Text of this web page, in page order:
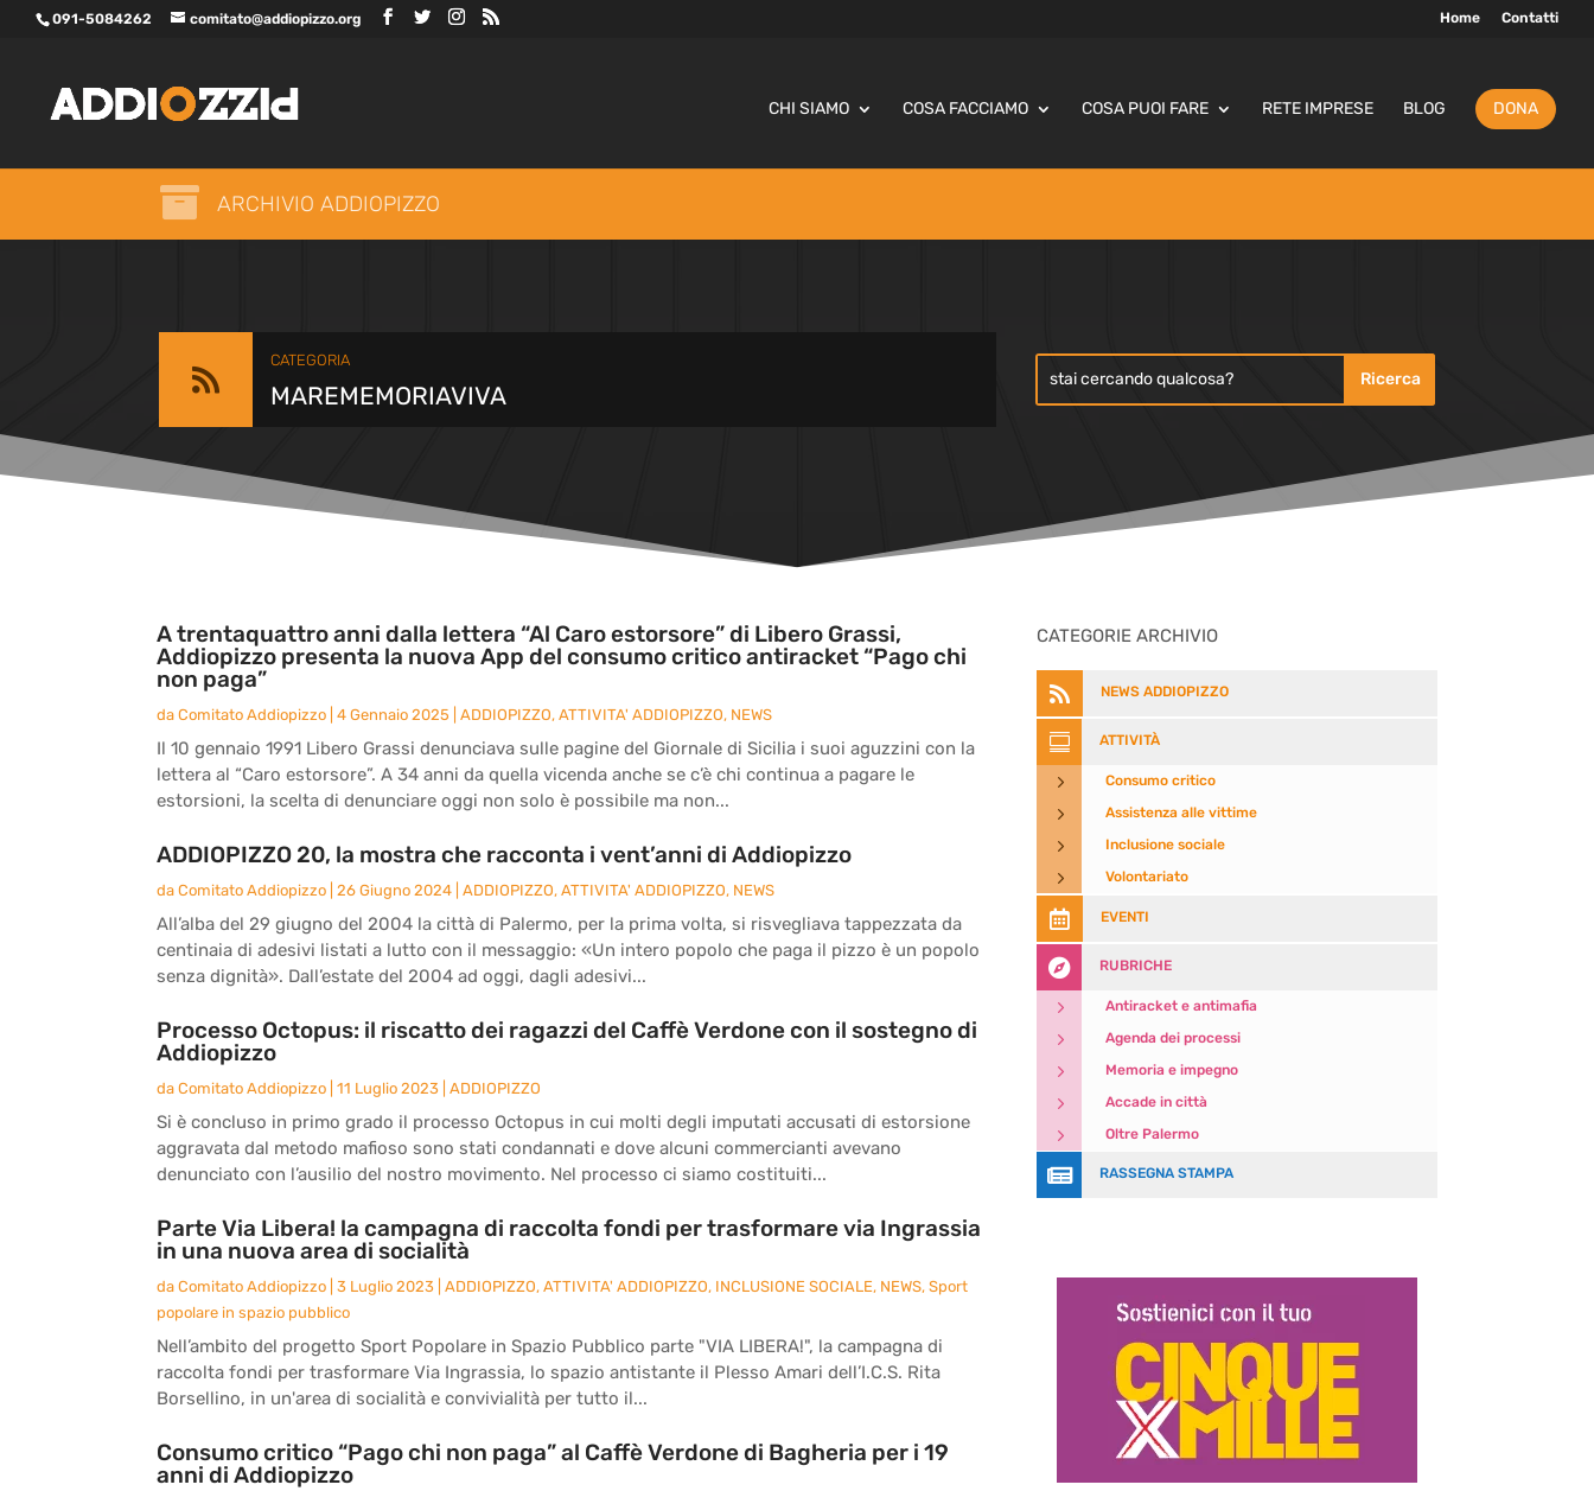
091-5084262 comitato@addiopizzo.org Home Contatti
CHI SIAMO COSA FACCIAMO COSA PUOI FARE RETE IMPRESE BLOG DONA
 ARCHIVIO ADDIOPIZZO

CATEGORIA
MAREMEMORIAVIVA
A trentaquattro anni dalla lettera “Al Caro estorsore” di Libero Grassi,
Addiopizzo presenta la nuova App del consumo critico antiracket “Pago chi
non paga”
da Comitato Addiopizzo 4 Gennaio 2025 ADDIOPIZZO, ATTIVITA' ADDIOPIZZO, NEWS
Il 10 gennaio 1991 Libero Grassi denunciava sulle pagine del Giornale di Sicilia i suoi aguzzini con la
lettera al “Caro estorsore”. A 34 anni da quella vicenda anche se c’è chi continua a pagare le
estorsioni, la scelta di denunciare oggi non solo è possibile ma non...
ADDIOPIZZO 20, la mostra che racconta i vent’anni di Addiopizzo
da Comitato Addiopizzo 26 Giugno 2024 ADDIOPIZZO, ATTIVITA' ADDIOPIZZO, NEWS
All’alba del 29 giugno del 2004 la città di Palermo, per la prima volta, si risvegliava tappezzata da
centinaia di adesivi listati a lutto con il messaggio: «Un intero popolo che paga il pizzo è un popolo
senza dignità». Dall’estate del 2004 ad oggi, dagli adesivi...
Processo Octopus: il riscatto dei ragazzi del Caffè Verdone con il sostegno di
Addiopizzo
da Comitato Addiopizzo 11 Luglio 2023 ADDIOPIZZO
Si è concluso in primo grado il processo Octopus in cui molti degli imputati accusati di estorsione
aggravata dal metodo mafioso sono stati condannati e dove alcuni commercianti avevano
denunciato con l’ausilio del nostro movimento. Nel processo ci siamo costituiti...
Parte Via Libera! la campagna di raccolta fondi per trasformare via Ingrassia
in una nuova area di socialità
da Comitato Addiopizzo 3 Luglio 2023 ADDIOPIZZO, ATTIVITA' ADDIOPIZZO, INCLUSIONE SOCIALE, NEWS, Sport
popolare in spazio pubblico
Nell’ambito del progetto Sport Popolare in Spazio Pubblico parte "VIA LIBERA!", la campagna di
raccolta fondi per trasformare Via Ingrassia, lo spazio antistante il Plesso Amari dell’I.C.S. Rita
Borsellino, in un'area di socialità e convivialità per tutto il...
Consumo critico “Pago chi non paga” al Caffè Verdone di Bagheria per i 19
anni di Addiopizzo
CATEGORIE ARCHIVIO
 NEWS ADDIOPIZZO
 ATTIVITÀ
5 Consumo critico
5 Assistenza alle vittime
5 Inclusione sociale
5 Volontariato
 EVENTI
 RUBRICHE
5 Antiracket e antimafia
5 Agenda dei processi
5 Memoria e impegno
5 Accade in città
5 Oltre Palermo
 RASSEGNA STAMPA